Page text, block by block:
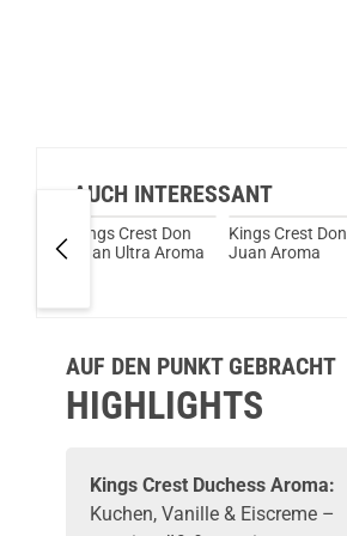
AUCH INTERESSANT
Kings Crest Don
Juan Ultra Aroma
Kings Crest Don
Juan Aroma
AUF DEN PUNKT GEBRACHT
HIGHLIGHTS
Kings Crest Duchess Aroma:
Kuchen, Vanille & Eiscreme –